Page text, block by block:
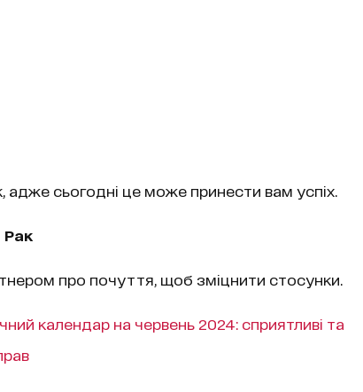
адже сьогодні це може принести вам успіх.
Рак
про почуття, щоб зміцнити стосунки.
календар на червень 2024: сприятливі та